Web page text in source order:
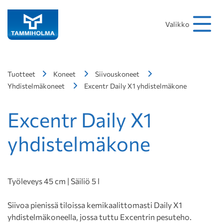
Valikko
Tuotteet Koneet
Siivouskoneet
Yhdistelmäkoneet
Excentr Daily X1 yhdistelmäkone
Excentr Daily X1
yhdistelmäkone
Työleveys 45 cm | Säiliö 5 l
Siivoa pienissä tiloissa kemikaalittomasti Daily X1
yhdistelmäkoneella, jossa tuttu Excentrin pesuteho.